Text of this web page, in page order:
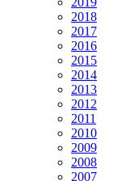
2018
2017
2016
2015
2014
2013
2012
2011
2010
2009
2008
2007